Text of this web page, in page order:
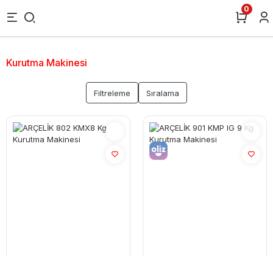
0
Kurutma Makinesi
Filtreleme Sıralama